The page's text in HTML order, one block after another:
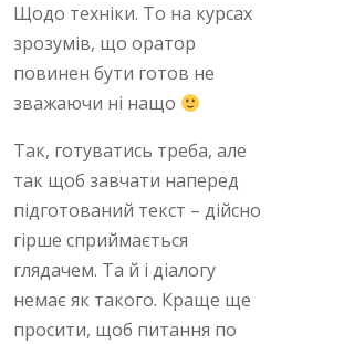
Щодо техніки. То на курсах
зрозумів, що оратор
повинен бути готов не
зважаючи ні нащо
Так, готуватись треба, але
так щоб завчати наперед
підготований текст – дійсно
гірше сприймається
глядачем. Та й і діалогу
немає як такого. Краще ще
просити, щоб питання по